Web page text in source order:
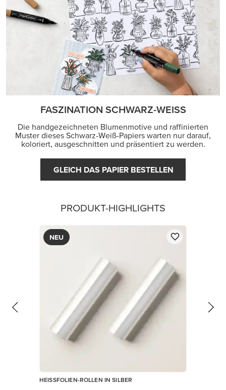
FASZINATION SCHWARZ-WEISS
Die handgezeichneten Blumenmotive und raffinierten
Muster dieses Schwarz-Weiß-Papiers warten nur darauf,
koloriert, ausgeschnitten und präsentiert zu werden.
GLEICH DAS PAPIER BESTELLEN
PRODUKT-HIGHLIGHTS
NEU
HEISSFOLIEN-ROLLEN IN SILBER